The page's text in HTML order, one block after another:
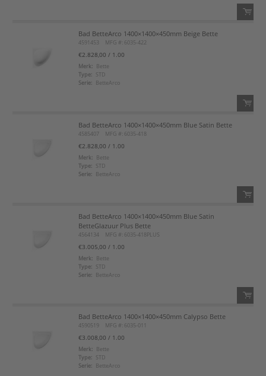
QTY:
Voeg toe aan favorietenlijst
Bad BetteArco 1400×1400×450mm Beige Bette
4591453 MFG #: 6035-422
€2.828,00 / 1.00
Merk:
Bette
Type:
STD
Serie:
BetteArco
Voeg toe aan favorietenlijst
Bad BetteArco 1400×1400×450mm Blue Satin Bette
4585407 MFG #: 6035-418
€2.828,00 / 1.00
Merk:
Bette
Type:
STD
Serie:
BetteArco
QTY:
Voeg toe aan favorietenlijst
Bad BetteArco 1400×1400×450mm Blue Satin
BetteGlazuur Plus Bette
4564134 MFG #: 6035-418PLUS
€3.005,00 / 1.00
Merk:
Bette
Type:
STD
Serie:
BetteArco
QTY:
Voeg toe aan favorietenlijst
Bad BetteArco 1400×1400×450mm Calypso Bette
4590519 MFG #: 6035-011
€3.008,00 / 1.00
Merk:
Bette
Type:
STD
Serie:
BetteArco